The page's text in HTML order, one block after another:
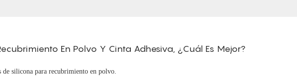
En Polvo Y Cinta Adhesiva, ¿cuál Es Mejor?
de silicona para recubrimiento en polvo.